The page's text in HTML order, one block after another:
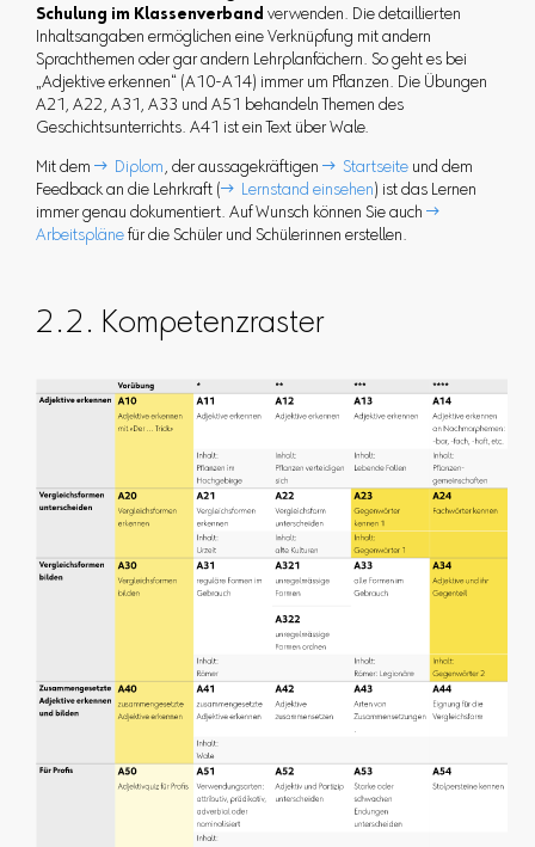
Schulung im Klassenverband verwenden. Die detaillierten
Inhaltsangaben ermöglichen eine Verknüpfung mit andern
Sprachthemen oder gar andern Lehrplanfächern. So geht es bei
„Adjektive erkennen“ (A10-A14) immer um Pflanzen. Die Übungen
A21, A22, A31, A33 und A51 behandeln Themen des
Geschichtsunterrichts. A41 ist ein Text über Wale.
Mit dem  Diplom, der aussagekräftigen  Startseiteund dem
Feedback an die Lehrkraft ( Lernstand einsehen) ist das Lernen
immer genau dokumentiert. Auf Wunsch können Sie auch 
Arbeitsplänefür die Schüler und Schülerinnen erstellen.
2.2. Kompetenzraster